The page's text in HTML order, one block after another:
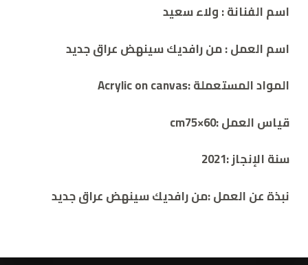
اسم الفنانة :ولاء سعيد
اسم العمل : من رافديك سينهض عراق جديد
المواد المستعملة :Acrylic on canvas
قياس العمل :cm75×60
سنة الإنجاز :2021
نبذة عن العمل:من رافديك سينهض عراق جديد